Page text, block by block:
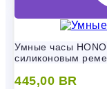
Умные часы
силиконовым
445,00 BR